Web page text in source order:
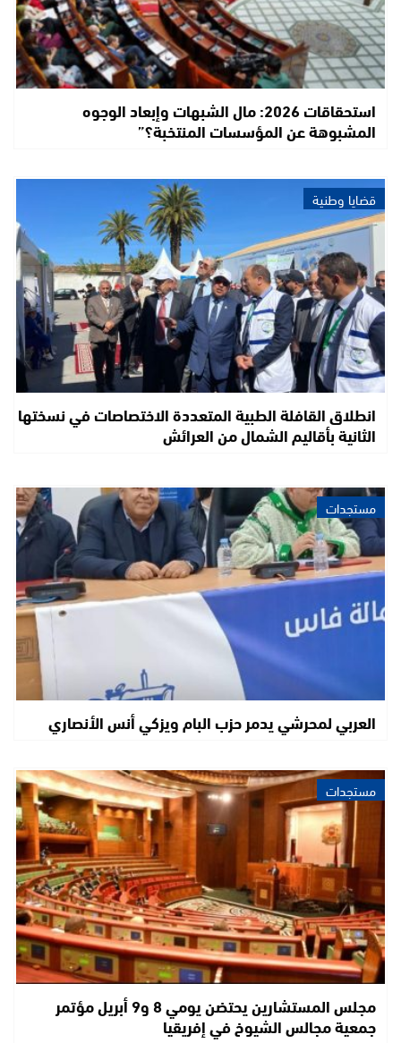
استحقاقات 2026: مال الشبهات وإبعاد الوجوه
المشبوهة عن المؤسسات المنتخبة؟”
قضايا وطنية
انطلاق القافلة الطبية المتعددة الاختصاصات في نسختها
الثانية بأقاليم الشمال من العرائش
مستجدات
العربي لمحرشي يدمر حزب البام ويزكي أنس الأنصاري
مستجدات
مجلس المستشارين يحتضن يومي 8 و9 أبريل مؤتمر
جمعية مجالس الشيوخ في إفريقيا